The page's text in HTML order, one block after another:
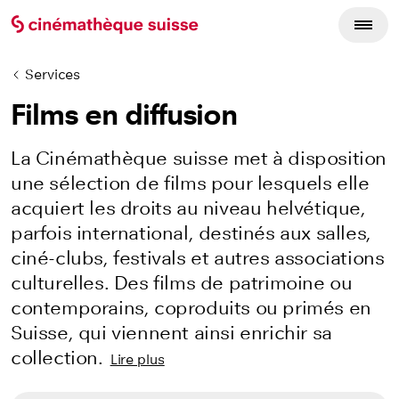
Services
Films en diffusion
La Cinémathèque suisse met à disposition
une sélection de films pour lesquels elle
acquiert les droits au niveau helvétique,
parfois international, destinés aux salles,
ciné-clubs, festivals et autres associations
culturelles. Des films de patrimoine ou
contemporains, coproduits ou primés en
Suisse, qui viennent ainsi enrichir sa
collection. Lire plus